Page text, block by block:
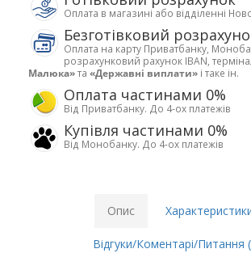
Оплата в магазині або відділенні
Безготівковий
Оплата на карту Приватбанку,
розрахунковий рахунок IBAN,
Малюка»та «Державні виплати» і таке ін.
Оплата частинами 0%
Від Приватбанку. До 4-ох платежів
Купівля частинами 0%
Від Монобанку. До 4-ох платежів
Опис
Відгуки/Коментарі/Питання